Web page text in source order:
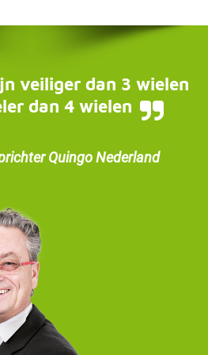
veiliger dan 3 wielen
dan 4 wielen
Quingo Nederland